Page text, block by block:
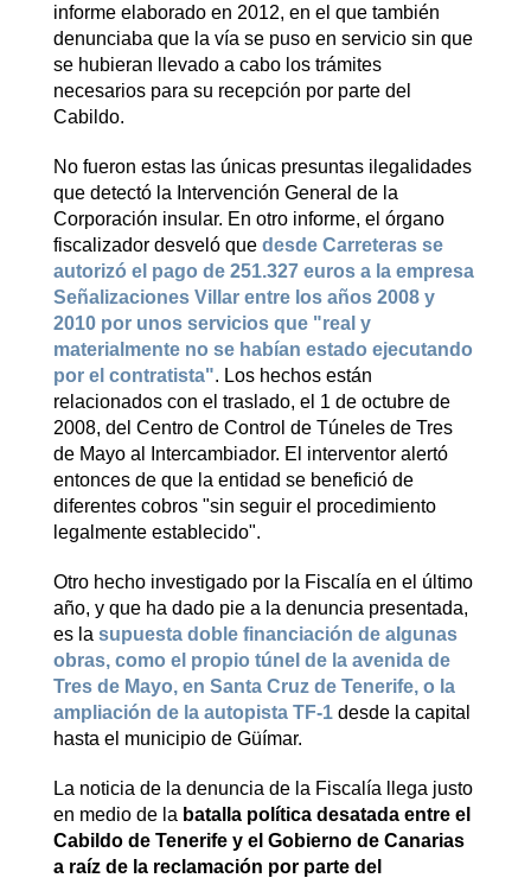
informe elaborado en 2012, en el que también
denunciaba que la vía se puso en servicio sin que
se hubieran llevado a cabo los trámites
necesarios para su recepción por parte del
Cabildo.
No fueron estas las únicas presuntas ilegalidades
que detectó la Intervención General de la
Corporación insular. En otro informe, el órgano
fiscalizador desveló que desde Carreteras se
autorizó el pago de 251.327 euros a la empresa
Señalizaciones Villar entre los años 2008 y
2010 por unos servicios que "real y
materialmente no se habían estado ejecutando
por el contratista". Los hechos están
relacionados con el traslado, el 1 de octubre de
2008, del Centro de Control de Túneles de Tres
de Mayo al Intercambiador. El interventor alertó
entonces de que la entidad se benefició de
diferentes cobros "sin seguir el procedimiento
legalmente establecido".
Otro hecho investigado por la Fiscalía en el último
año, y que ha dado pie a la denuncia presentada,
es la supuesta doble financiación de algunas
obras, como el propio túnel de la avenida de
Tres de Mayo, en Santa Cruz de Tenerife, o la
ampliación de la autopista TF-1desde la capital
hasta el municipio de Güímar.
La noticia de la denuncia de la Fiscalía llega justo
en medio de la batalla política desatada entre el
Cabildo de Tenerife y el Gobierno de Canarias
a raíz de la reclamación por parte del